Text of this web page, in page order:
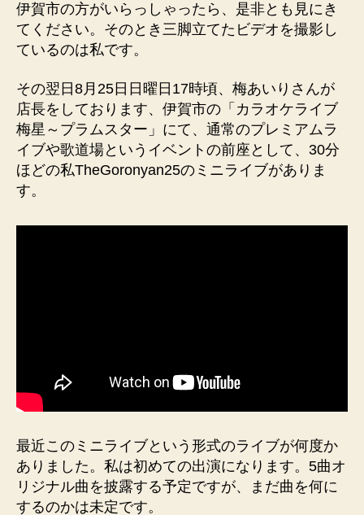
伊賀市の方がいらっしゃったら、是非とも見にき
てください。そのとき三脚立てたビデオを撮影し
ているのは私です。
その翌日8月25日日曜日17時頃、梅あいりさんが
店長をしております、伊賀市の「カラオケライブ
梅星～プラムスター」にて、通常のプレミアムラ
イブや歌道場というイベントの前座として、30分
ほどの私TheGoronyan25のミニライブがありま
す。
最近このミニライブという形式のライブが何度か
ありました。私は初めての出演になります。5曲オ
リジナル曲を披露する予定ですが、まだ曲を何に
するのかは未定です。